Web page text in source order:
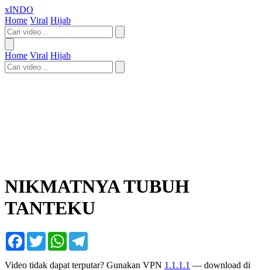
xINDO
Home Viral Hijab
Home Viral Hijab
NIKMATNYA TUBUH
TANTEKU
Facebook
TwitterWhatsApp
Video tidak dapat terputar? Gunakan VPN 1.1.1.1 — download di